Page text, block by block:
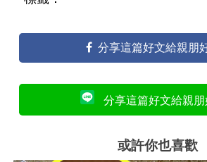
分享這篇好文給親朋
分享這篇好文給親朋
或許你也喜歡